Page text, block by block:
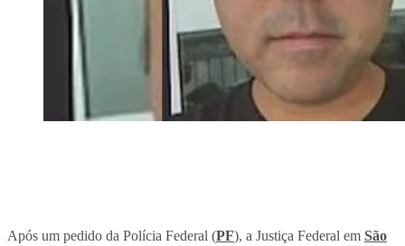
Após um pedido da Polícia Federal (PF), a Justiça Federal em São